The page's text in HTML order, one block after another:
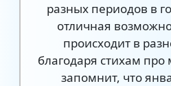
разных периодов в
отличная
происходит в
благодаря стихам про
запомнит, что